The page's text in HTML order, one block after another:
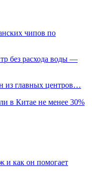
чипов по
без расхода воды —
из главных центров…
в Китае не менее 30%
и как он помогает